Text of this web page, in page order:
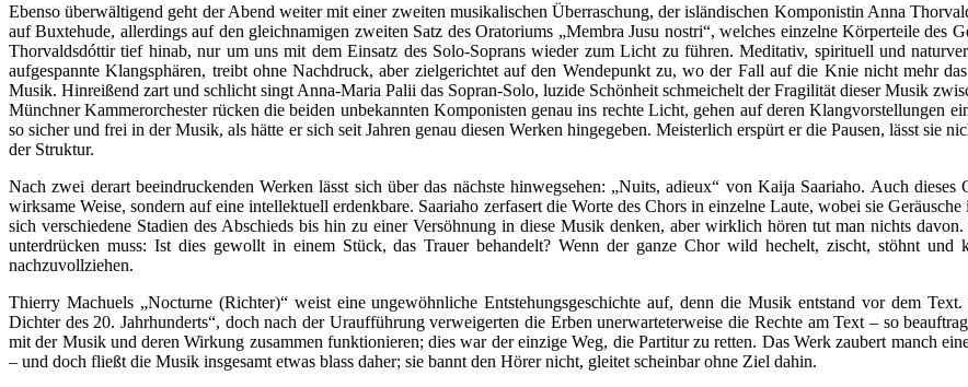
Ebenso überwältigend geht der Abend weiter mit einer zweiten musikalischen Überraschung, der isländischen Komponistin Anna
auf Buxtehude, allerdings auf den gleichnamigen zweiten Satz des Oratoriums „Membra Jusu nostri“, welches einzelne Körperteile des
Thorvaldsdóttir tief hinab, nur um uns mit dem Einsatz des Solo-Soprans wieder zum Licht zu führen. Meditativ, spirituell und
aufgespannte Klangsphären, treibt ohne Nachdruck, aber zielgerichtet auf den Wendepunkt zu, wo der Fall auf die Knie nicht mehr
Musik. Hinreißend zart und schlicht singt Anna-Maria Palii das Sopran-Solo, luzide Schönheit schmeichelt der Fragilität dieser Musik
Münchner Kammerorchester rücken die beiden unbekannten Komponisten genau ins rechte Licht, gehen auf deren Klangvorstellungen
so sicher und frei in der Musik, als hätte er sich seit Jahren genau diesen Werken hingegeben. Meisterlich erspürt er die Pausen, lässt sie
der Struktur.
Nach zwei derart beeindruckenden Werken lässt sich über das nächste hinwegsehen: „Nuits, adieux“ von Kaija Saariaho. Auch
wirksame Weise, sondern auf eine intellektuell erdenkbare. Saariaho zerfasert die Worte des Chors in einzelne Laute, wobei sie
sich verschiedene Stadien des Abschieds bis hin zu einer Versöhnung in diese Musik denken, aber wirklich hören tut man nichts
unterdrücken muss: Ist dies gewollt in einem Stück, das Trauer behandelt? Wenn der ganze Chor wild hechelt, zischt, stöhnt
nachzuvollziehen.
Thierry Machuels „Nocturne (Richter)“ weist eine ungewöhnliche Entstehungsgeschichte auf, denn die Musik entstand vor dem
Dichter des 20. Jahrhunderts“, doch nach der Uraufführung verweigerten die Erben unerwarteterweise die Rechte am Text – so
mit der Musik und deren Wirkung zusammen funktionieren; dies war der einzige Weg, die Partitur zu retten. Das Werk zaubert manch
– und doch fließt die Musik insgesamt etwas blass daher; sie bannt den Hörer nicht, gleitet scheinbar ohne Ziel dahin.